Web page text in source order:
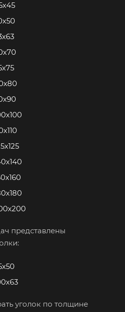
представлены
уголок по толщине